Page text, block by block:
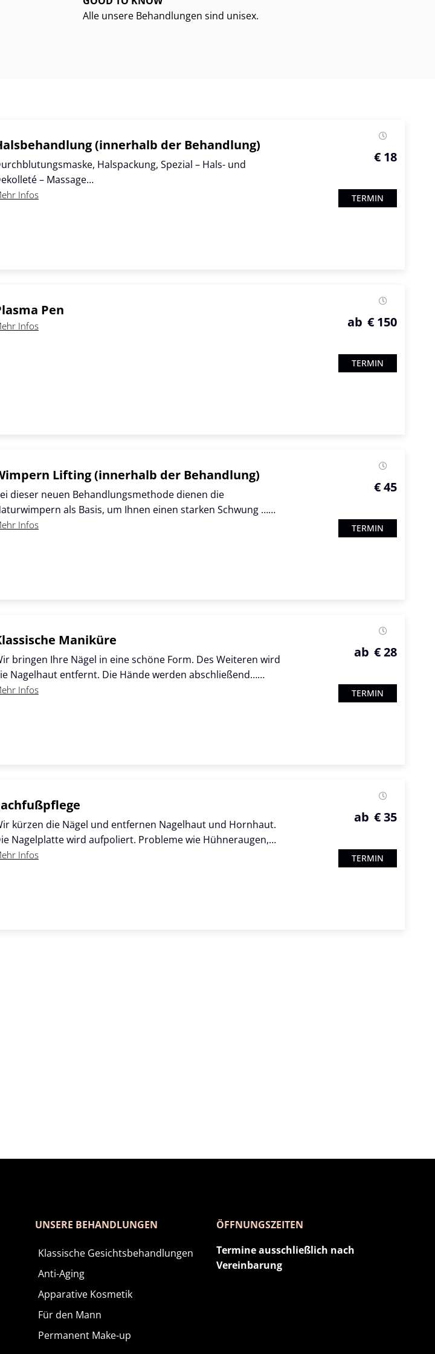
Alle unsere Behandlungen sind unisex.
(innerhalb der Behandlung)
Halspackung, Spezial – Hals- und
– Massage…
Infos
€ 18
TERMIN
Pen
Infos ab € 150
TERMIN
Lifting (innerhalb der Behandlung)
dieser neuen Behandlungsmethode dienen die
als Basis, um Ihnen einen starken Schwung ……
Infos
€ 45
TERMIN
Maniküre
bringen Ihre Nägel in eine schöne Form. Des Weiteren wird
Nagelhaut entfernt. Die Hände werden abschließend……
Infos
ab € 28
TERMIN
kürzen die Nägel und entfernen Nagelhaut und Hornhaut.
Nagelplatte wird aufpoliert. Probleme wie Hühneraugen,…
Infos
ab € 35
TERMIN
UNSERE BEHANDLUNGEN
Klassische Gesichtsbehandlungen
Anti-Aging
Apparative Kosmetik
Für den Mann
Permanent Make-up
ÖFFNUNGSZEITEN
Termine ausschließlich nach
Vereinbarung